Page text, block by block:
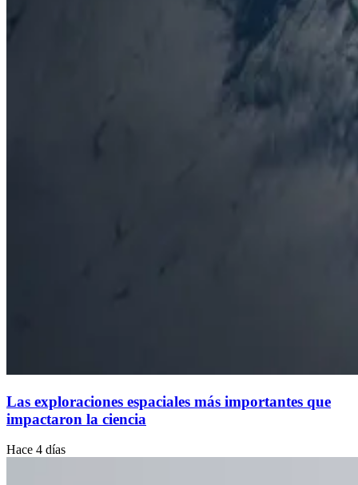
Las exploraciones espaciales más importantes que
impactaron la ciencia
Hace 4 días